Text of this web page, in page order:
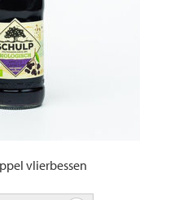
vlierbessen